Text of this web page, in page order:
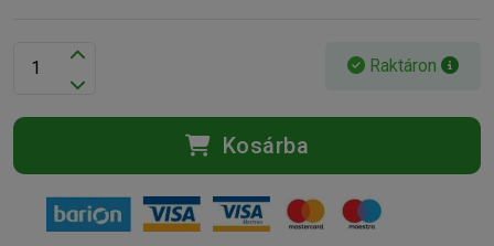
Raktáron
Kosárba